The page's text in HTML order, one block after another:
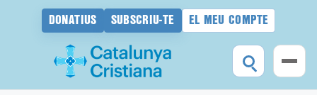
DONATIUS SUBSCRIU-TE EL MEU COMPTE